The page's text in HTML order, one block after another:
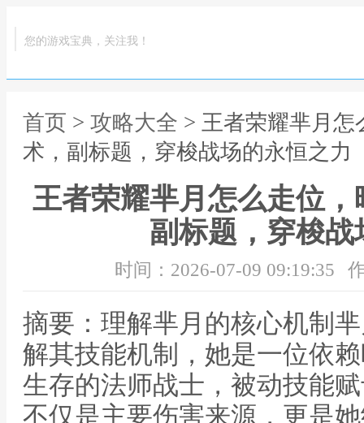
您的游戏宝典，关注我！
首页 > 攻略大全 > 王者荣耀芈月
术，副标题，穿梭战场的永恒之力
王者荣耀芈月怎么走位
副标题，穿梭
时间：2026-07-09 09:19:35
摘要：理解芈月的核心机制
解其技能机制，她是一位依
生存的法师战士，被动技能
不仅是主要伤害来源，更是